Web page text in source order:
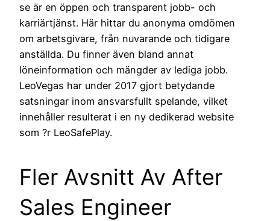
se är en öppen och transparent jobb- och
karriärtjänst. Här hittar du anonyma omdömen
om arbetsgivare, från nuvarande och tidigare
anställda. Du finner även bland annat
löneinformation och mängder av lediga jobb.
LeoVegas har under 2017 gjort betydande
satsningar inom ansvarsfullt spelande, vilket
innehåller resulterat i en ny dedikerad website
som ?r LeoSafePlay.
Fler Avsnitt Av After
Sales Engineer